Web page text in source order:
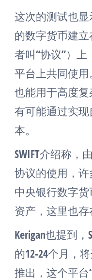
这次的测试也
的数字货币建
者叫“协议”）
平台上共同使
也能用于高度
有可能通过实
本。
SWIFT介绍称，
协议的使用，
中央银行数字
资产，这里也存
Kerigan也提到
的12-24个月，
推出，这个平